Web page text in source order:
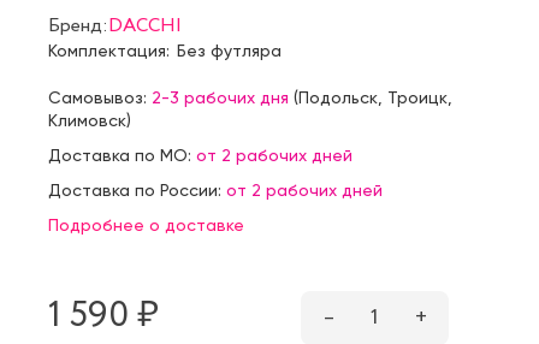
Бренд:DACCHI
Комплектация: Без футляра
Самовывоз: 2-3 рабочих дня (Подольск Троицк
Климовск)
Доставка по МО: от 2 рабочих дней
Доставка по России: от 2 рабочих дней
Подробнее о доставке
1 590 ₷ – 1 +